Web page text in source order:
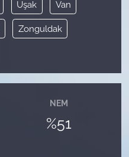
Uşak Van
Zonguldak
NEM
%51